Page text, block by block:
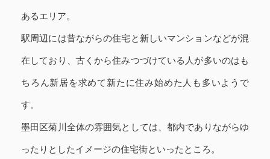
あるエリア。
駅周辺には昔ながらの住宅と新しいマンションなどが混
在しており、古くから住みつづけている人が多いのはも
ちろん新居を求めて新たに住み始めた人も多いようで
す。
墨田区菊川全体の雰囲気としては、都内でありながらゆ
ったりとしたイメージの住宅街といったところ。